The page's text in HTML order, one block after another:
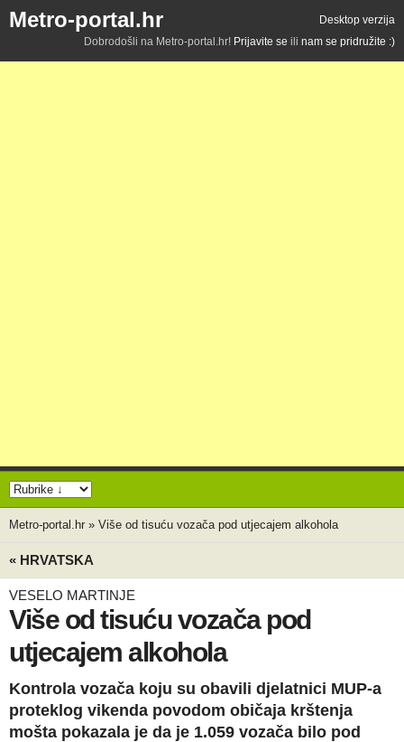
Metro-portal.hr
Desktop verzija
Dobrodošli na Metro-portal.hr! Prijavite se ili nam se pridružite :)
Metro-portal.hr » Više od tisuću vozača pod utjecajem alkohola
« HRVATSKA
VESELO MARTINJE
Više od tisuću vozača pod
utjecajem alkohola
Kontrola vozača koju su obavili djelatnici MUP-a
proteklog vikenda povodom običaja krštenja
mošta pokazala je da je 1.059 vozača bilo pod